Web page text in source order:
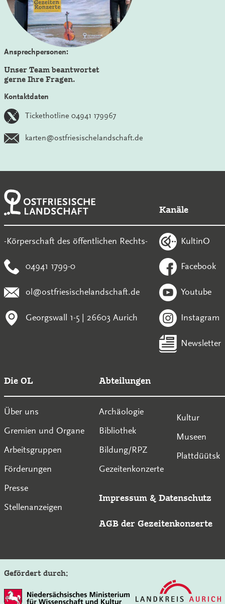
Ansprechpersonen:
Unser Team beantwortet
gerne Ihre Fragen.
Kontaktdaten
Tickethotline 04941 179967
karten@ostfriesischelandschaft.de
-Körperschaft des öffentlichen Rechts-
04941 1799-0
ol@ostfriesischelandschaft.de
Georgswall 1-5 | 26603 Aurich
Kanäle
KultinO
Facebook
Youtube
Instagram
Newsletter
Die OL
Über uns
Gremien und Organe
Arbeitsgruppen
Förderungen
Presse
Stellenanzeigen
Abteilungen
Archäologie
Bibliothek
Bildung/RPZ
Gezeitenkonzerte
Kultur
Museen
Plattdüütsk
Impressum & Datenschutz
AGB der Gezeitenkonzerte
Gefördert durch: